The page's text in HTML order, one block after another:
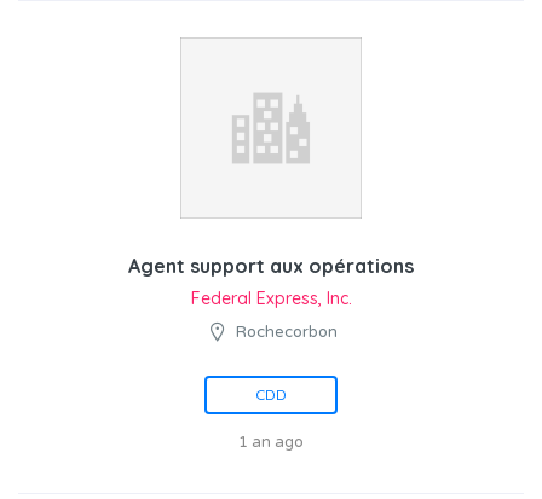
Agent support aux opérations
Federal Express, Inc.
Rochecorbon
CDD
1 an ago